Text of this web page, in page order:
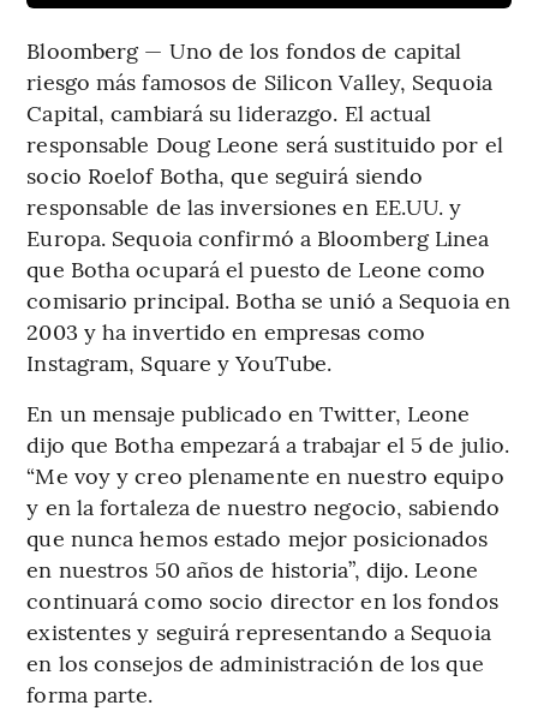
Bloomberg — Uno de los fondos de capital
riesgo más famosos de Silicon Valley, Sequoia
Capital, cambiará su liderazgo. El actual
responsable Doug Leone será sustituido por el
socio Roelof Botha, que seguirá siendo
responsable de las inversiones en EE.UU. y
Europa. Sequoia confirmó a Bloomberg Linea
que Botha ocupará el puesto de Leone como
comisario principal. Botha se unió a Sequoia en
2003 y ha invertido en empresas como
Instagram, Square y YouTube.
En un mensaje publicado en Twitter, Leone
dijo que Botha empezará a trabajar el 5 de julio.
“Me voy y creo plenamente en nuestro equipo
y en la fortaleza de nuestro negocio, sabiendo
que nunca hemos estado mejor posicionados
en nuestros 50 años de historia”, dijo. Leone
continuará como socio director en los fondos
existentes y seguirá representando a Sequoia
en los consejos de administración de los que
forma parte.